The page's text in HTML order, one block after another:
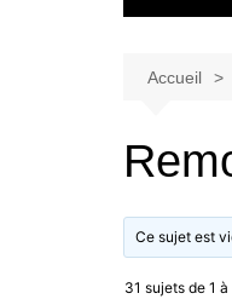
Accueil
Ce sujet est
31 sujets de 1